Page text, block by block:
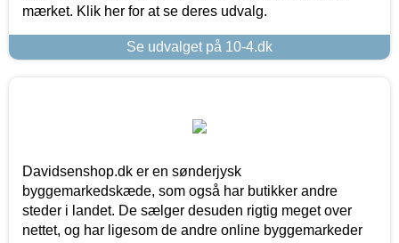
mærket. Klik her for at se deres udvalg.
Se udvalget på 10-4.dk
Davidsenshop.dk er en sønderjysk
byggemarkedskæde, som også har butikker andre
steder i landet. De sælger desuden rigtig meget over
nettet, og har ligesom de andre online byggemarkeder